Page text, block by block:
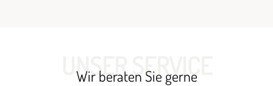
UNSER SERVICE
Wir beraten Sie gerne